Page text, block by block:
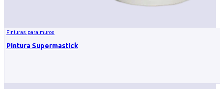
Pinturas para muros
Pintura Supermastick